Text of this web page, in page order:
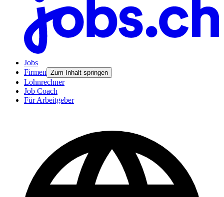
Jobs
Firmen Zum Inhalt springen
Lohnrechner
Job Coach
Für Arbeitgeber